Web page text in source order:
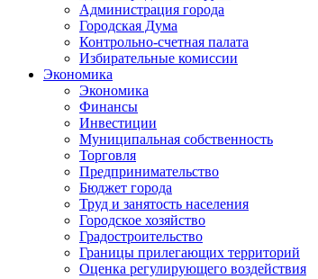
Администрация города
Городская Дума
Контрольно-счетная палата
Избирательные комиссии
Экономика
Экономика
Финансы
Инвестиции
Муниципальная собственность
Торговля
Предпринимательство
Бюджет города
Труд и занятость населения
Городское хозяйство
Градостроительство
Границы прилегающих территорий
Оценка регулирующего воздействия